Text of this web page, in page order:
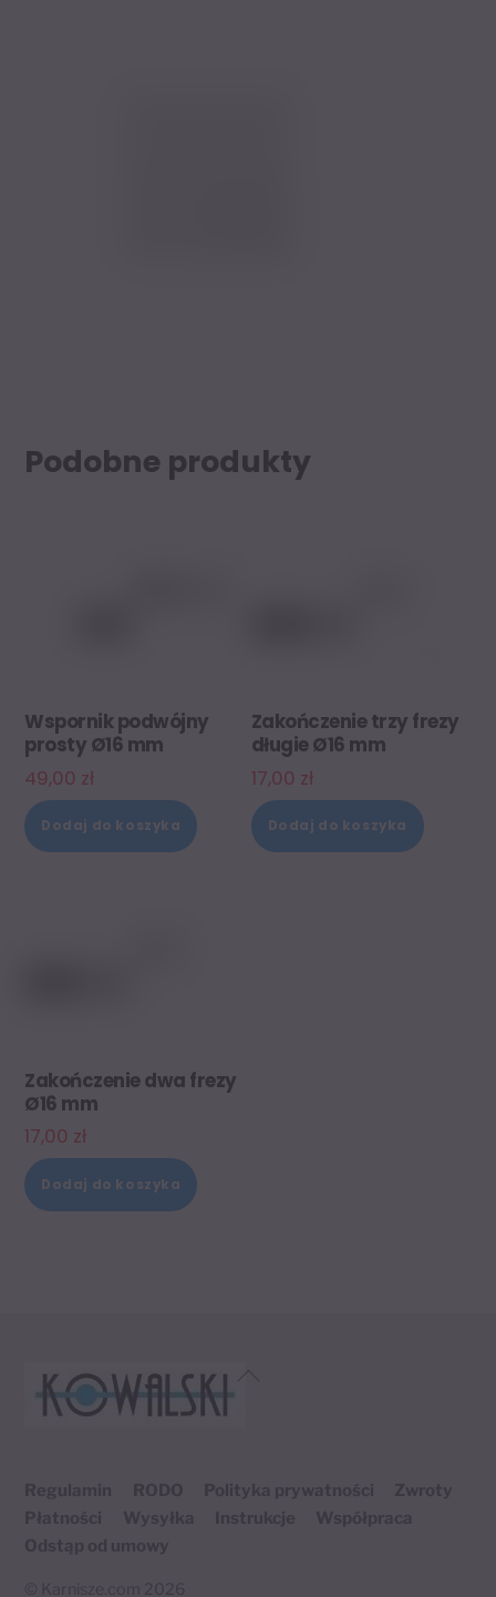
Podobne produkty
Wspornik podwójny
prosty Ø16 mm
49,00 zł
Dodaj do koszyka
Zakończenie trzy frezy
długie Ø16 mm
17,00 zł
Dodaj do koszyka
Zakończenie dwa frezy
Ø16 mm
17,00 zł
Dodaj do koszyka